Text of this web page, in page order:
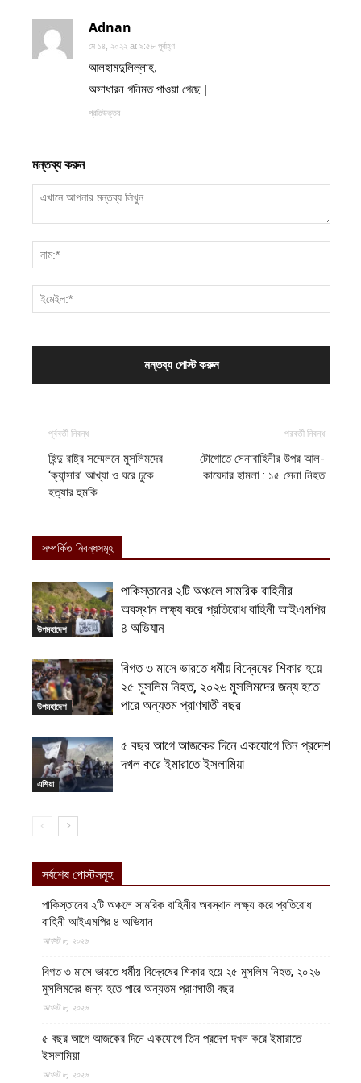
Adnan
মে ১৪, ২০২২ at ৯:৫৮ পূর্বাহ্ণ
আলহামদুলিল্লাহ,
অসাধারন গনিমত পাওয়া গেছে |
প্রতিউত্তর
মন্তব্য করুন
পূর্ববর্তী নিবন্ধ
হিন্দু রাষ্ট্র সম্মেলনে মুসলিমদের
‘ক্যান্সার’ আখ্যা ও ঘরে ঢুকে
হত্যার হুমকি
পরবর্তী নিবন্ধ
টোগোতে সেনাবাহিনীর উপর আল-
কায়েদার হামলা : ১৫ সেনা নিহত
সম্পর্কিত নিবন্ধসমূহ
উপমহাদেশ
পাকিস্তানের ২টি অঞ্চলে সামরিক বাহিনীর
অবস্থান লক্ষ্য করে প্রতিরোধ বাহিনী আইএমপির
৪ অভিযান
উপমহাদেশ
বিগত ৩ মাসে ভারতে ধর্মীয় বিদ্বেষের শিকার হয়ে
২৫ মুসলিম নিহত, ২০২৬ মুসলিমদের জন্য হতে
পারে অন্যতম প্রাণঘাতী বছর
এশিয়া
৫ বছর আগে আজকের দিনে একযোগে তিন প্রদেশ
দখল করে ইমারাতে ইসলামিয়া
সর্বশেষ পোস্টসমূহ
পাকিস্তানের ২টি অঞ্চলে সামরিক বাহিনীর অবস্থান লক্ষ্য করে প্রতিরোধ
বাহিনী আইএমপির ৪ অভিযান
আগস্ট ৮, ২০২৬
বিগত ৩ মাসে ভারতে ধর্মীয় বিদ্বেষের শিকার হয়ে ২৫ মুসলিম নিহত, ২০২৬
মুসলিমদের জন্য হতে পারে অন্যতম প্রাণঘাতী বছর
আগস্ট ৮, ২০২৬
৫ বছর আগে আজকের দিনে একযোগে তিন প্রদেশ দখল করে ইমারাতে
ইসলামিয়া
আগস্ট ৮, ২০২৬